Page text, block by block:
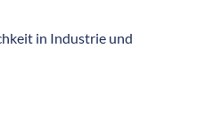
in Industrie und